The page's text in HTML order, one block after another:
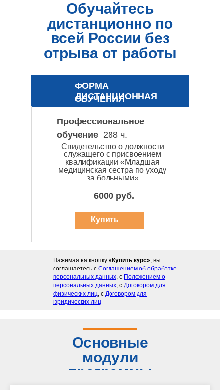
Обучайтесь
дистанционно по
всей России без
отрыва от работы
ФОРМА
ОБУЧЕНИЯ
ДИСТАНЦИОННАЯ
Профессиональное
обучение
Свидетельство о должности
служащего с присвоением
квалификации «Младшая
медицинская сестра по уходу
за больными»
288 ч.
6000 руб.
Купить
курс
Нажимая на кнопку «Купить курс», вы
соглашаетесь с Соглашением об обработке
персональных данных, с Положением о
персональных данных, с Договором для
физических лиц, с Договором для
юридических лиц
Основные
модули
программы